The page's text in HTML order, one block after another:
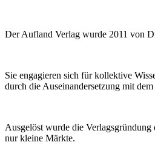
Der Aufland Verlag wurde 2011 von
Sie engagieren sich für kollektive
durch die Auseinandersetzung mit
Ausgelöst wurde die
nur kleine Märkte.